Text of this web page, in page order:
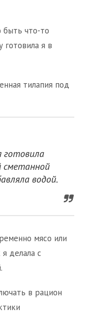
быть что-то
готовила я в
тилапия под
готовила
водой.
мясо или
делала с
в рацион